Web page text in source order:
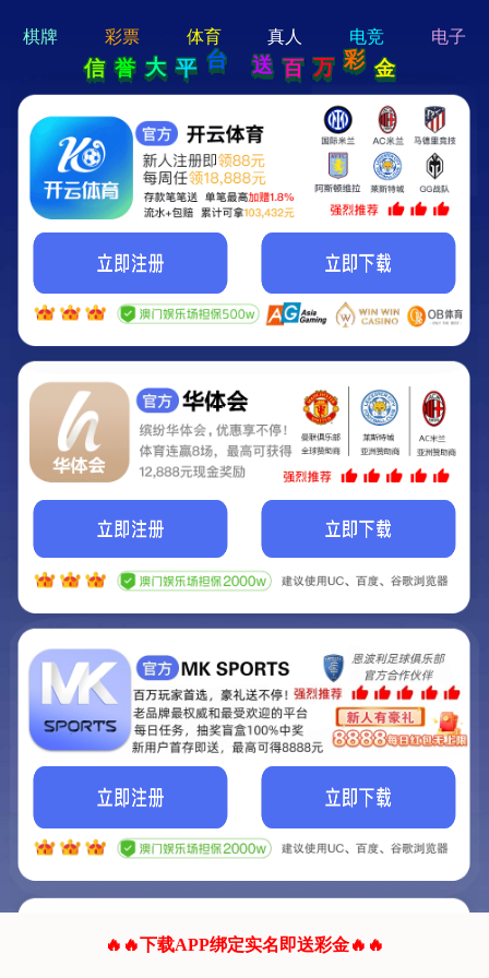
hi 💗
Hey Guys!
我们即将上线啦...
我们的网站正在建设.
它将是非常棒的网站.
联系我们!